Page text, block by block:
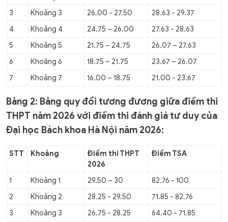
3
Khoảng 3 26.00 - 27.50
28.63 - 29.37
4
Khoảng 4 24.75 – 26.00
27.63 - 28.63
5
Khoảng 5 21.75 – 24.75
26.07 – 27.63
6
Khoảng 6 18.75 – 21.75
23.67 – 26.07
7
Khoảng 7 16.00 – 18.75 21.00 - 23.67
Bảng 2: Bảng quy đổi tương đương giữa điểm thi
THPT năm 2026 với điểm thi đánh giá tư duy của
Đại học Bách khoa Hà Nội năm 2026:
STT Khoảng
Điểm thi THPT
2026
Điểm TSA
1 Khoảng 1 29.50 – 30
82.76 - 100
2
Khoảng 2 28.25 - 29.50
71.85 - 82.76
3
Khoảng 3 26.75 - 28.25
64.40 - 71.85